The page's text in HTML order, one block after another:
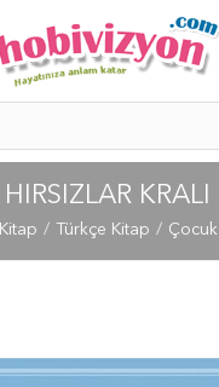
HIRSIZLAR KRALI
Kitap Türkçe Kitap Çocuk